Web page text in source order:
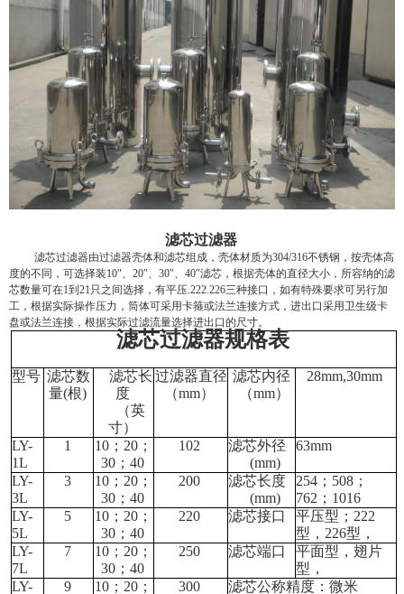
滤芯过滤器
滤芯过滤器由过滤器壳体和滤芯组成，壳体材质为304/316不锈钢，按壳体高
度的不同，可选择装10″、 20″、 30″、 40″滤芯，根据壳体的直径大小，所容纳的滤
芯数量可在1到 21只之间选择，有平压.222.226三种接口，如有特殊要求可另行加
工，根据实际操作压力，筒体可采用卡箍或法兰连接方式，进出口采用卫生级卡
盘或法兰连接，根据实际过滤流量选择进出口的尺寸。
滤芯过滤器规格表
型号 滤芯数
量(根)
滤芯长
度
（英
寸）
过滤器直径
（mm）
滤芯内径
（mm）
28mm,30mm
LY-
1L
1 10 ； 20 ；
30； 40
102
滤芯外径
(mm)
63mm
LY-
3L
3 10 ； 20 ；
30； 40
200
滤芯长度
(mm)
254 ； 508 ；
762 ； 1016
LY-
5L
5 10 ； 20 ；
30； 40
220 滤芯接口 平压型； 222
型， 226型，
LY-
7L
7 10 ； 20 ；
30； 40
250 滤芯端口
平面型，翅片
型，
LY-
9 10 ； 20 ；
300
滤芯公称精度：微米